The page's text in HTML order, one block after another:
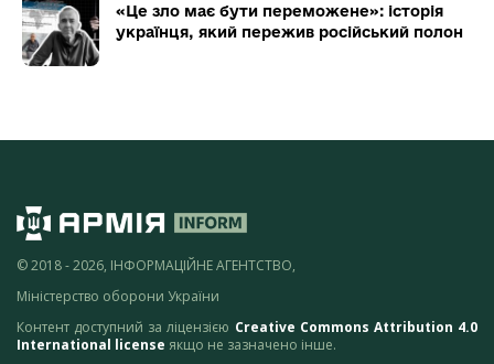
«Це зло має бути переможене»: історія
українця, який пережив російський полон
© 2018 - 2026, ІНФОРМАЦІЙНЕ АГЕНТСТВО,
Міністерство оборони України
Контент доступний за ліцензією Creative Commons Attribution 4.0
International license якщо не зазначено інше.